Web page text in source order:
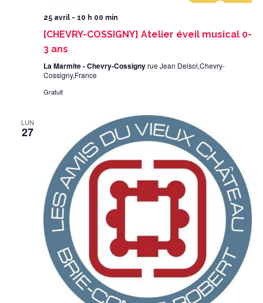
25 avril - 10 h 00 min
[CHEVRY-COSSIGNY] Atelier éveil musical 0-
3 ans
La Marmite - Chevry-Cossignyrue Jean Delsol,Chevry-
Cossigny,France
Gratuit
LUN
27